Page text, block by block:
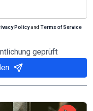
Policyand Terms of Service
geprüft